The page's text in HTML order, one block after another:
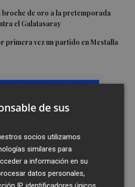
broche de oro a la pretemporada
el Galatasaray
primera vez un partido en Mestalla
de sus
socios utilizamos
similares para
a información en su
datos personales,